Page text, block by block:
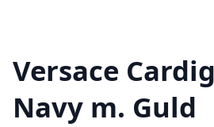
Versace
Navy m. Guld